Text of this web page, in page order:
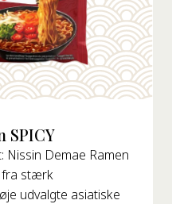
SPICY
Demae Ramen
fra stærk
udvalgte asiatiske